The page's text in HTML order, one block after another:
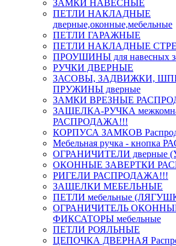
ЗАМКИ НАВЕСНЫЕ
ПЕТЛИ НАКЛАДНЫЕ
дверные,оконные,мебельные
ПЕТЛИ ГАРАЖНЫЕ
ПЕТЛИ НАКЛАДНЫЕ
ПРОУШИНЫ для навесных
РУЧКИ ДВЕРНЫЕ
ЗАСОВЫ, ЗАДВИЖКИ,
ПРУЖИНЫ дверные
ЗАМКИ ВРЕЗНЫЕ
ЗАЩЕЛКА-РУЧКА
РАСПРОДАЖА!!!
КОРПУСА ЗАМКОВ
Мебельная ручка - кнопка
ОГРАНИЧИТЕЛИ дверные
ОКОННЫЕ ЗАВЕРТКИ
РИГЕЛИ РАСПРОДАЖА!!!
ЗАЩЕЛКИ МЕБЕЛЬНЫЕ
ПЕТЛИ мебельные
ОГРАНИЧИТЕЛЬ
ФИКСАТОРЫ мебельные
ПЕТЛИ РОЯЛЬНЫЕ
ЦЕПОЧКА ДВЕРНАЯ